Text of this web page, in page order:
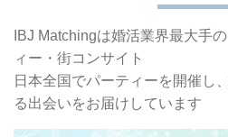
IBJ Matchingは婚活業界最大手の
ィー・街コンサイト
日本全国でパーティーを開催し、
る出会いをお届けしています